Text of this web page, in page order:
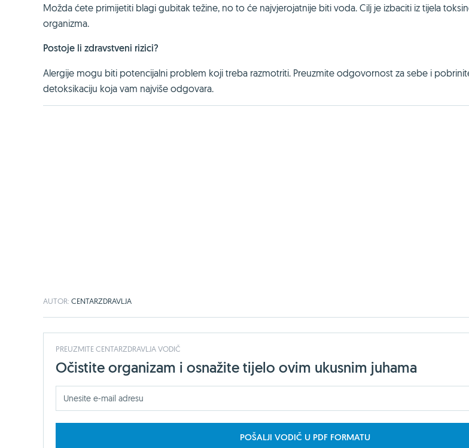
Možda ćete primijetiti blagi gubitak težine, no to će najvjerojatnije biti voda. Cilj je izbaciti iz tijela
organizma.
Postoje li zdravstveni rizici?
Alergije mogu biti potencijalni problem koji treba razmotriti. Preuzmite odgovornost za sebe i
detoksikaciju koja vam najviše odgovara.
AUTOR: CENTARZDRAVLJA
PREUZMITE CENTARZDRAVLJA VODIČ
Očistite organizam i osnažite tijelo ovim ukusnim juhama
POŠALJI VODIČ U PDF FORMATU